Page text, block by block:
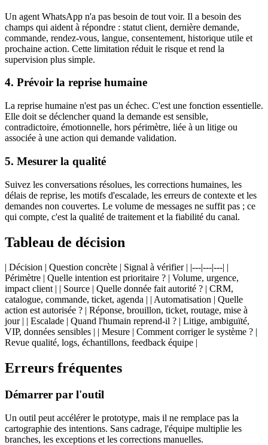
Un agent WhatsApp n'a pas besoin de tout voir. Il a besoin des
champs qui aident à répondre : statut client, dernière demande,
commande, rendez-vous, langue, consentement, historique utile et
prochaine action. Cette limitation réduit le risque et rend la
supervision plus simple.
4. Prévoir la reprise humaine
La reprise humaine n'est pas un échec. C'est une fonction essentielle.
Elle doit se déclencher quand la demande est sensible,
contradictoire, émotionnelle, hors périmètre, liée à un litige ou
associée à une action qui demande validation.
5. Mesurer la qualité
Suivez les conversations résolues, les corrections humaines, les
délais de reprise, les motifs d'escalade, les erreurs de contexte et les
demandes non couvertes. Le volume de messages ne suffit pas ; ce
qui compte, c'est la qualité de traitement et la fiabilité du canal.
Tableau de décision
| Décision | Question concrète | Signal à vérifier | |---|---|---| |
Périmètre | Quelle intention est prioritaire ? | Volume, urgence,
impact client | | Source | Quelle donnée fait autorité ? | CRM,
catalogue, commande, ticket, agenda | | Automatisation | Quelle
action est autorisée ? | Réponse, brouillon, ticket, routage, mise à
jour | | Escalade | Quand l'humain reprend-il ? | Litige, ambiguïté,
VIP, données sensibles | | Mesure | Comment corriger le système ? |
Revue qualité, logs, échantillons, feedback équipe |
Erreurs fréquentes
Démarrer par l'outil
Un outil peut accélérer le prototype, mais il ne remplace pas la
cartographie des intentions. Sans cadrage, l'équipe multiplie les
branches, les exceptions et les corrections manuelles.